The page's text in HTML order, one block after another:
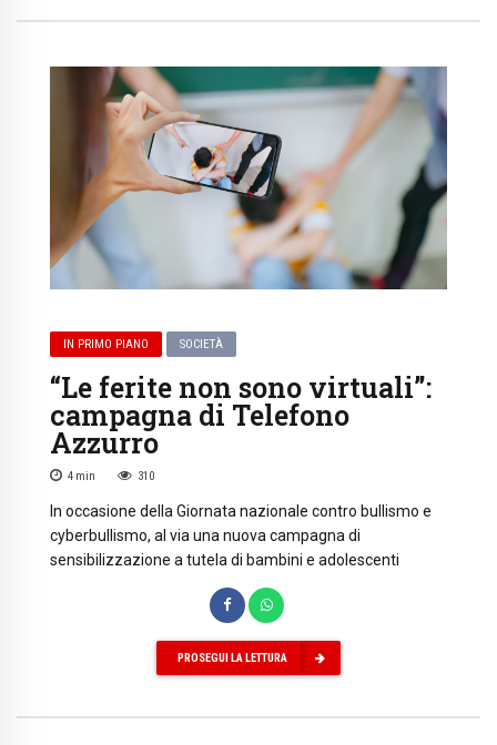
IN PRIMO PIANO SOCIETÀ
“Le ferite non sono virtuali”:
campagna di Telefono
Azzurro
4 min 310
In occasione della Giornata nazionale contro bullismo e
cyberbullismo, al via una nuova campagna di
sensibilizzazione a tutela di bambini e adolescenti
PROSEGUI LA LETTURA